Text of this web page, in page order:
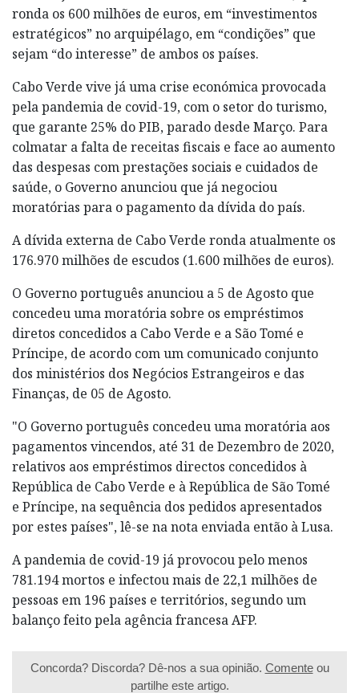
ronda os 600 milhões de euros, em “investimentos
estratégicos” no arquipélago, em “condições” que
sejam “do interesse” de ambos os países.
Cabo Verde vive já uma crise económica provocada
pela pandemia de covid-19, com o setor do turismo,
que garante 25% do PIB, parado desde Março. Para
colmatar a falta de receitas fiscais e face ao aumento
das despesas com prestações sociais e cuidados de
saúde, o Governo anunciou que já negociou
moratórias para o pagamento da dívida do país.
A dívida externa de Cabo Verde ronda atualmente os
176.970 milhões de escudos (1.600 milhões de euros).
O Governo português anunciou a 5 de Agosto que
concedeu uma moratória sobre os empréstimos
diretos concedidos a Cabo Verde e a São Tomé e
Príncipe, de acordo com um comunicado conjunto
dos ministérios dos Negócios Estrangeiros e das
Finanças, de 05 de Agosto.
"O Governo português concedeu uma moratória aos
pagamentos vincendos, até 31 de Dezembro de 2020,
relativos aos empréstimos directos concedidos à
República de Cabo Verde e à República de São Tomé
e Príncipe, na sequência dos pedidos apresentados
por estes países", lê-se na nota enviada então à Lusa.
A pandemia de covid-19 já provocou pelo menos
781.194 mortos e infectou mais de 22,1 milhões de
pessoas em 196 países e territórios, segundo um
balanço feito pela agência francesa AFP.
Concorda? Discorda? Dê-nos a sua opinião. Comenteou
partilhe este artigo.